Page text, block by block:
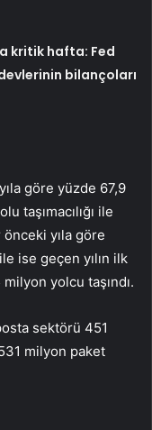
kritik hafta: Fed
bilançoları
göre yüzde 67,9
taşımacılığı ile
yıla göre
ise geçen yılın ilk
yolcu taşındı.
sektörü 451
milyon paket